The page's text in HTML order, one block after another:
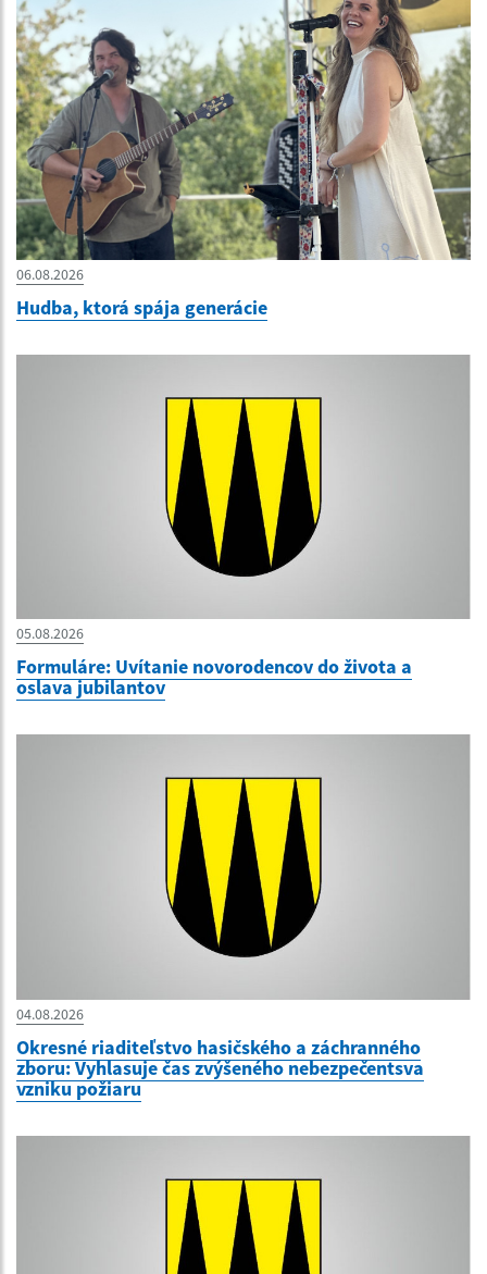
06.08.2026
Hudba, ktorá spája generácie
05.08.2026
Formuláre: Uvítanie novorodencov do života a
oslava jubilantov
04.08.2026
Okresné riaditeľstvo hasičského a záchranného
zboru: Vyhlasuje čas zvýšeného nebezpečentsva
vzniku požiaru